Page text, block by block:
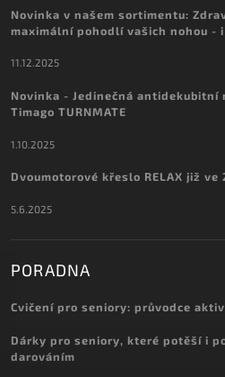
Novinka v našem sortimentu:
maximální pohodlí vašich nohou -
11.12.2025
Novinka - Jedinečná antidekubitní
Timago TURNMATE
1.10.2025
Dvoumotorové křeslo RELAX již ve
5.6.2025
PORADNA
Cvičení pro seniory: průvodce
Dárky pro seniory, které potěší i
darováním